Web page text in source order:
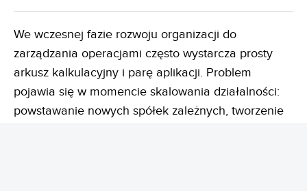
We wczesnej fazie rozwoju organizacji do
zarządzania operacjami często wystarcza prosty
arkusz kalkulacyjny i parę aplikacji. Problem
pojawia się w momencie skalowania działalności:
powstawanie nowych spółek zależnych, tworzenie